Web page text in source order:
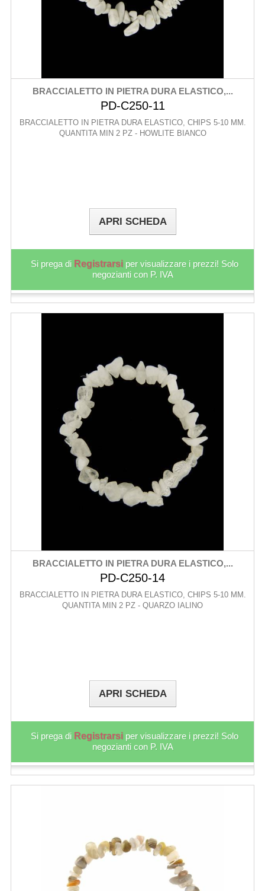
BRACCIALETTO IN PIETRA DURA ELASTICO,...
PD-C250-11
BRACCIALETTO IN PIETRA DURA ELASTICO, CHIPS 5-10 MM.
QUANTITA MIN 2 PZ - HOWLITE BIANCO
APRI SCHEDA
Si prega di Registrarsi per visualizzare i prezzi! Solo
negozianti con P. IVA
BRACCIALETTO IN PIETRA DURA ELASTICO,...
PD-C250-14
BRACCIALETTO IN PIETRA DURA ELASTICO, CHIPS 5-10 MM.
QUANTITA MIN 2 PZ - QUARZO IALINO
APRI SCHEDA
Si prega di Registrarsi per visualizzare i prezzi! Solo
negozianti con P. IVA